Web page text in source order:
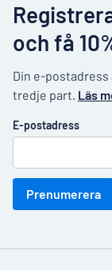
och få
Din e-postadress
tredje part. Läs
E-postadress
Prenumerera